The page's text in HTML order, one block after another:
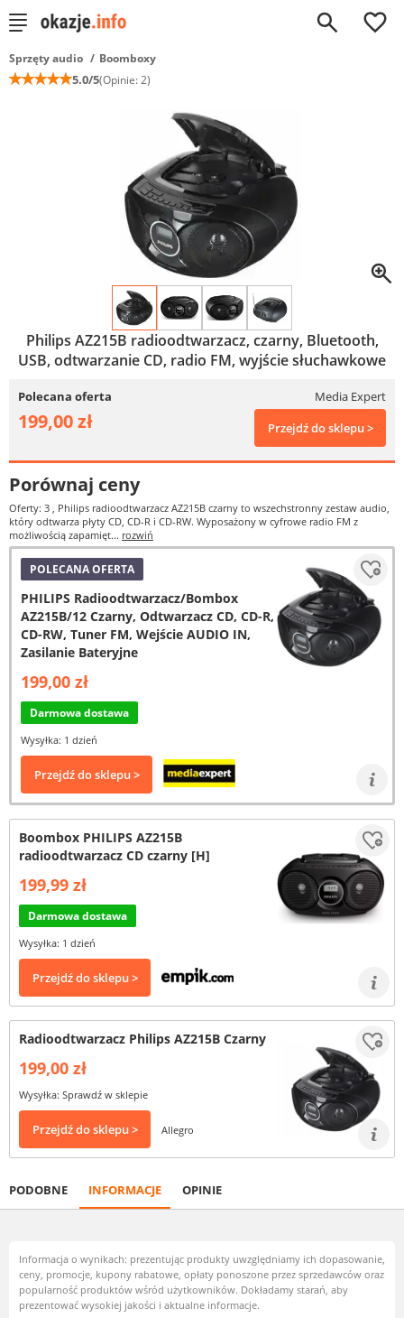
0
Sprzęty audio Boomboxy
☆
☆
☆
☆
☆ 5.0/5(Opinie: 2)
Philips AZ215B radioodtwarzacz, czarny, Bluetooth,
USB, odtwarzanie CD, radio FM, wyjście słuchawkowe
Polecana oferta Media Expert
199,00 zł Przejdź do sklepu >
Porównaj ceny
Oferty: 3 , Philips radioodtwarzacz AZ215B czarny to wszechstronny zestaw audio,
który odtwarza płyty CD, CD-R i CD-RW. Wyposażony w cyfrowe radio FM z
możliwością zapamięt... rozwiń
POLECANA OFERTA
PHILIPS Radioodtwarzacz/Bombox
AZ215B/12 Czarny, Odtwarzacz CD, CD-R,
CD-RW, Tuner FM, Wejście AUDIO IN,
Zasilanie Bateryjne
199,00 zł
Darmowa dostawa
Wysyłka: 1 dzień
Przejdź do sklepu >
Boombox PHILIPS AZ215B
radioodtwarzacz CD czarny [H]
199,99 zł
Darmowa dostawa
Wysyłka: 1 dzień
Przejdź do sklepu >
Radioodtwarzacz Philips AZ215B Czarny
199,00 zł
Wysyłka: Sprawdź w sklepie
Przejdź do sklepu > Allegro
PODOBNE INFORMACJE OPINIE
Informacja o wynikach: prezentując produkty uwzględniamy ich dopasowanie,
ceny, promocje, kupony rabatowe, opłaty ponoszone przez sprzedawców oraz
popularność produktów wśród użytkowników. Dokładamy starań, aby
prezentować wysokiej jakości i aktualne informacje.